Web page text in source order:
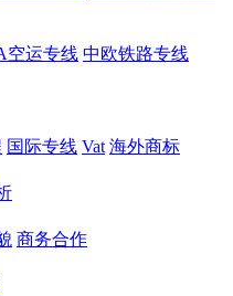
空运专线 中欧铁路专线
国际专线 Vat 海外商标
商务合作